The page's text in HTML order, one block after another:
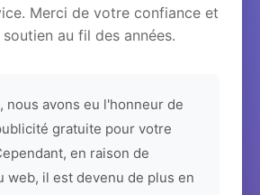
Merci de votre confiance et
au fil des années.
nous avons eu l'honneur de
gratuite pour votre
en raison de
web, il est devenu de plus en